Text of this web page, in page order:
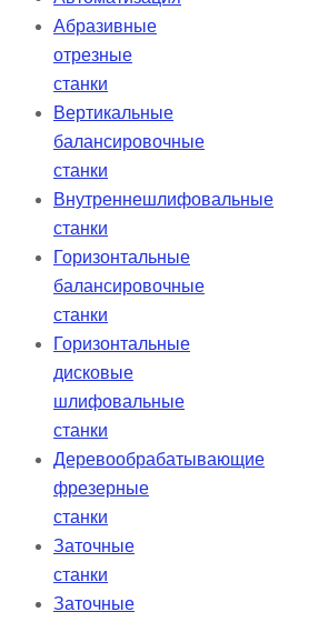
Абразивные
отрезные
станки
Вертикальные
балансировочные
станки
Внутреннешлифовальные
станки
Горизонтальные
балансировочные
станки
Горизонтальные
дисковые
шлифовальные
станки
Деревообрабатывающие
фрезерные
станки
Заточные
станки
Заточные